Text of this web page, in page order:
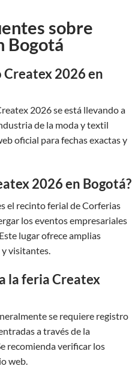
sobre
Bogotá
Createx 2026 en
2026 se está llevando a
de la moda y textil
oficial para fechas exactas y
2026 en Bogotá?
el recinto ferial de Corferias
los eventos empresariales
lugar ofrece amplias
visitantes.
la feria Createx
se requiere registro
a través de la
recomienda verificar los
web.